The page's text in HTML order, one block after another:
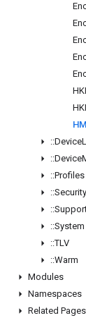
::Device
::Device
::Profiles
::Security
::
::System
::TLV
::Warm
Modules
Namespaces
Related Pages